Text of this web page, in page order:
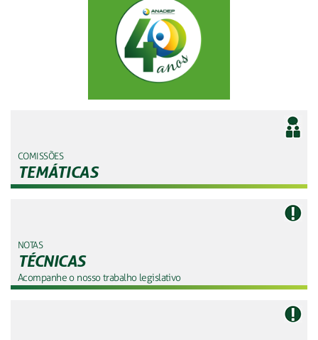
COMISSÕES
TEMÁTICAS
NOTAS
TÉCNICAS
Acompanhe o nosso trabalho legislativo